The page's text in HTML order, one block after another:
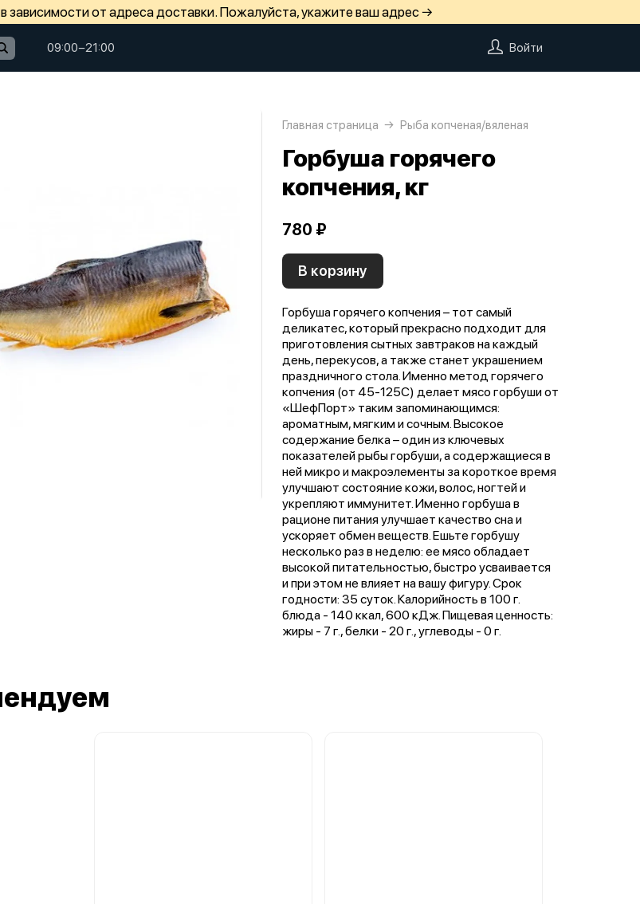
зависимости от адреса доставки. Пожалуйста, укажите ваш адрес →
09:00−21:00 Войти
Главная страница Рыба копченая/вяленая
Горбуша горячего
копчения, кг
780 ₽
В корзину
Горбуша горячего копчения – тот самый
деликатес, который прекрасно подходит для
приготовления сытных завтраков на каждый
день, перекусов, а также станет украшением
праздничного стола. Именно метод горячего
копчения (от 45-125С) делает мясо горбуши от
«ШефПорт» таким запоминающимся:
ароматным, мягким и сочным. Высокое
содержание белка – один из ключевых
показателей рыбы горбуши, а содержащиеся в
ней микро и макроэлементы за короткое время
улучшают состояние кожи, волос, ногтей и
укрепляют иммунитет. Именно горбуша в
рационе питания улучшает качество сна и
ускоряет обмен веществ. Ешьте горбушу
несколько раз в неделю: ее мясо обладает
высокой питательностью, быстро усваивается
и при этом не влияет на вашу фигуру. Срок
годности: 35 суток. Калорийность в 100 г.
блюда - 140 ккал, 600 кДж. Пищевая ценность:
жиры - 7 г., белки - 20 г., углеводы - 0 г.